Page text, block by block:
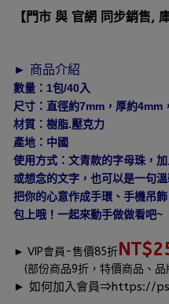
【門市 與 官網 同步銷售,
► 商品介紹
數量：1包/40入
尺寸：直徑約7mm，厚約4mm
材質：樹脂.壓克力
產地：中國
使用方式：文青款的字母珠，
或想念的文字，也可以是一句
把你的心意作成手環、手機吊
包上哦！一起來動手做做看吧~
► VIP會員-售價85折
(部份商品9折，特價商品、
► 如何加入會員⇒https://